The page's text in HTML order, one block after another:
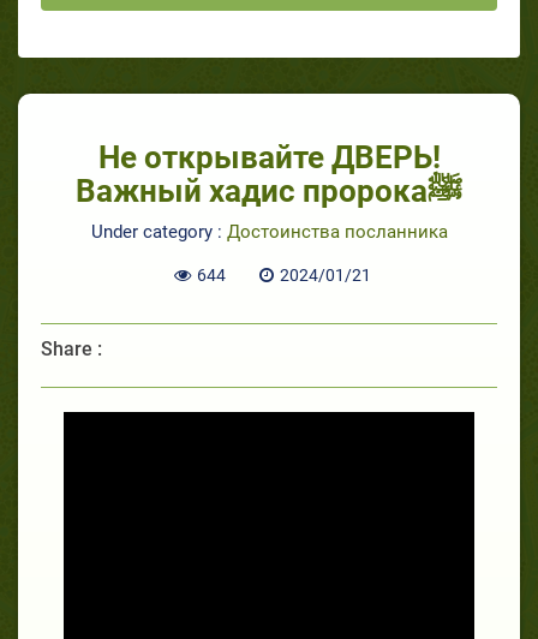
Не открывайте ДВЕРЬ!
Важный хадис пророкаﷺ
Under category : Достоинства посланника
644 2024/01/21
Share :